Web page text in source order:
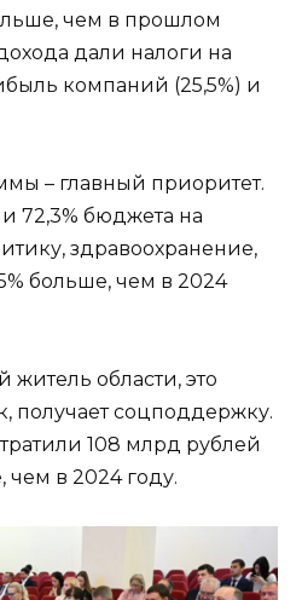
чем в прошлом
дали налоги на
компаний (25,5%) и
– главный приоритет.
72,3% бюджета на
здравоохранение,
больше, чем в 2024
области, это
получает соцподдержку.
108 млрд рублей
в 2024 году.